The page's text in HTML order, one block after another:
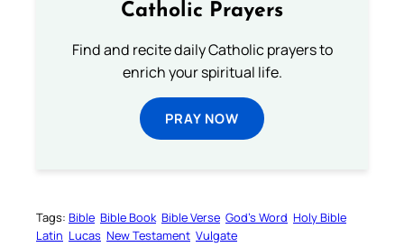
Catholic Prayers
Find and recite daily Catholic prayers to
enrich your spiritual life.
PRAY NOW
Tags: Bible Bible Book Bible Verse God’s Word Holy Bible
Latin Lucas New Testament Vulgate